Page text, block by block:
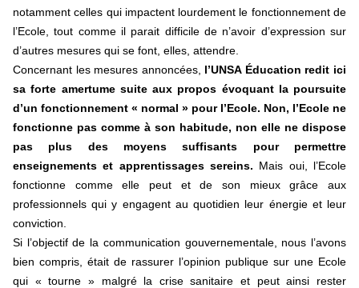
notamment celles qui impactent lourdement le fonctionnement de
l’Ecole, tout comme il parait difficile de n’avoir d’expression sur
d’autres mesures qui se font, elles, attendre.
Concernant les mesures annoncées, l’UNSA Éducation redit ici
sa forte amertume suite aux propos évoquant la poursuite
d’un fonctionnement « normal » pour l’Ecole. Non, l’Ecole ne
fonctionne pas comme à son habitude, non elle ne dispose
pas plus des moyens suffisants pour permettre
enseignements et apprentissages sereins. Mais oui, l’Ecole
fonctionne comme elle peut et de son mieux grâce aux
professionnels qui y engagent au quotidien leur énergie et leur
conviction.
Si l’objectif de la communication gouvernementale, nous l’avons
bien compris, était de rassurer l’opinion publique sur une Ecole
qui « tourne » malgré la crise sanitaire et peut ainsi rester